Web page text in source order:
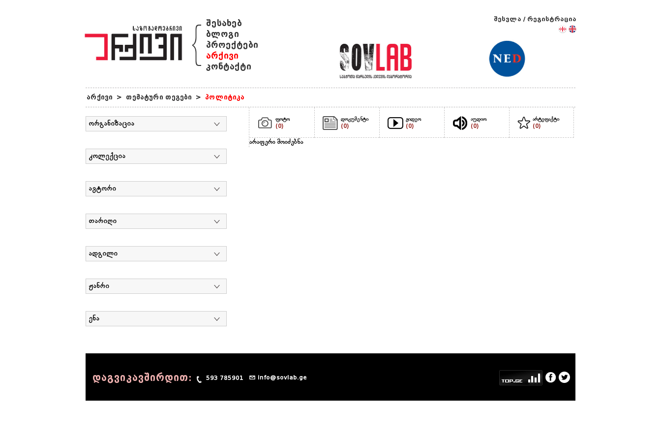
{ შესახებ
ბლოგი
პროექტები
არქივი
კონტაქტი
შესვლა / რეგისტრაცია
არქივი > თემატური თეგები > პოლიტიკა
ორგანიზაცია
კოლექცია
ავტორი
თარიღი
ადგილი
ჟანრი
ენა
ფოტო
(0)
დოკუმენტი
(0)
ვიდეო
(0)
აუდიო
(0)
არტეფაქტი
(0)
არაფერი მოიძებნა
დაგვიკავშირდით: 593 785901 info@sovlab.ge